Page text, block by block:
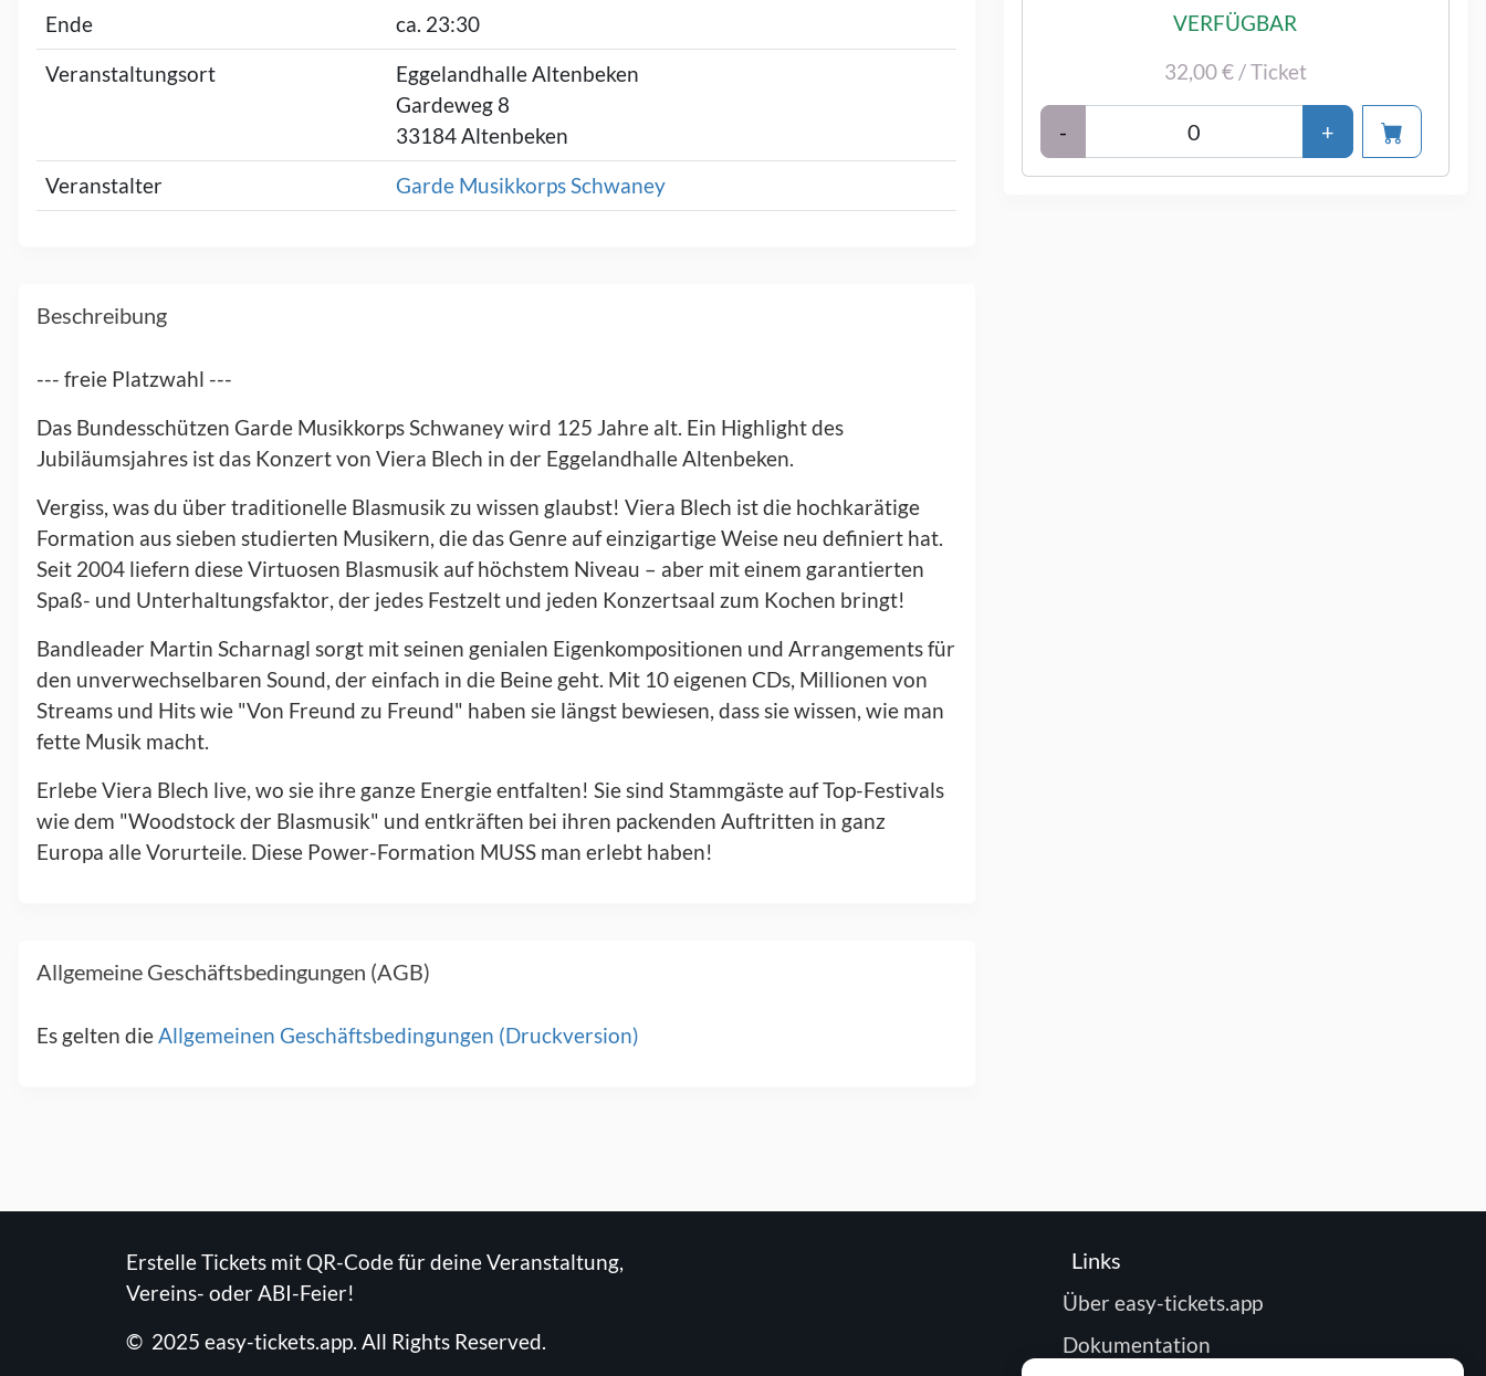
Ende
ca. 23:30
Veranstaltungsort
Eggelandhalle Altenbeken
Gardeweg 8
33184 Altenbeken
Veranstalter
Garde Musikkorps Schwaney
Beschreibung
--- freie Platzwahl ---
Das Bundesschützen Garde Musikkorps Schwaney wird 125 Jahre alt. Ein Highlight des
Jubiläumsjahres ist das Konzert von Viera Blech in der Eggelandhalle Altenbeken.
Vergiss, was du über traditionelle Blasmusik zu wissen glaubst! Viera Blech ist die hochkarätige
Formation aus sieben studierten Musikern, die das Genre auf einzigartige Weise neu definiert hat.
Seit 2004 liefern diese Virtuosen Blasmusik auf höchstem Niveau – aber mit einem garantierten
Spaß- und Unterhaltungsfaktor, der jedes Festzelt und jeden Konzertsaal zum Kochen bringt!
Bandleader Martin Scharnagl sorgt mit seinen genialen Eigenkompositionen und Arrangements für
den unverwechselbaren Sound, der einfach in die Beine geht. Mit 10 eigenen CDs, Millionen von
Streams und Hits wie "Von Freund zu Freund" haben sie längst bewiesen, dass sie wissen, wie man
fette Musik macht.
Erlebe Viera Blech live, wo sie ihre ganze Energie entfalten! Sie sind Stammgäste auf Top-Festivals
wie dem "Woodstock der Blasmusik" und entkräften bei ihren packenden Auftritten in ganz
Europa alle Vorurteile. Diese Power-Formation MUSS man erlebt haben!
Allgemeine Geschäftsbedingungen (AGB)
Es gelten dieAllgemeinen Geschäftsbedingungen (Druckversion)
VERFÜGBAR
32,00 € / Ticket
- +
Erstelle Tickets mit QR-Code für deine Veranstaltung,
Vereins- oder ABI-Feier!
© 2025 easy-tickets.app. All Rights Reserved.
Links
Über easy-tickets.app
Dokumentation